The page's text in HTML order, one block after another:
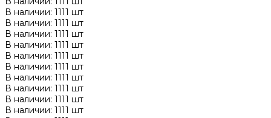
В наличии: 1111 шт
В наличии: 1111 шт
В наличии: 1111 шт
В наличии: 1111 шт
В наличии: 1111 шт
В наличии: 1111 шт
В наличии: 1111 шт
В наличии: 1111 шт
В наличии: 1111 шт
В наличии: 1111 шт